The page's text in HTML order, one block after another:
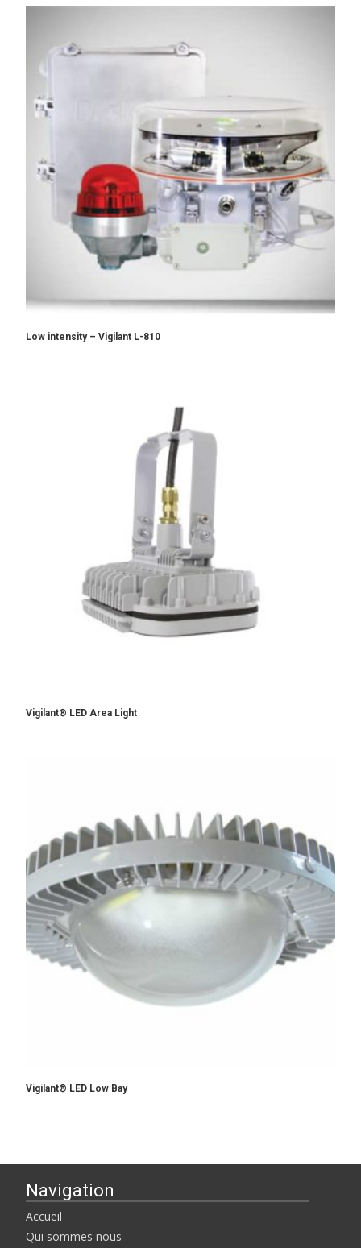
Low intensity – Vigilant L-810
Vigilant® LED Area Light
Vigilant® LED Low Bay
Navigation
Accueil
Qui sommes nous